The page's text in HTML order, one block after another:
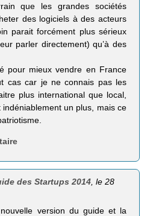
que les grandes sociétés
des logiciels à des acteurs
parait forcément plus sérieux
parler directement) qu’à des
pour mieux vendre en France
cas car je ne connais pas les
plus international que local,
indéniablement un plus, mais ce
des Startups 2014 , le 28
version du guide et la